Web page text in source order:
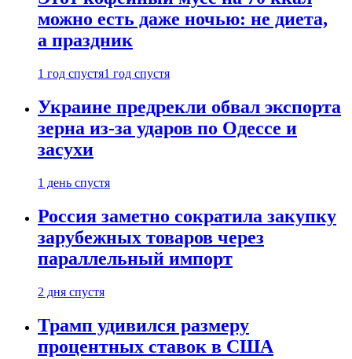
можно есть даже ночью: не диета,
а праздник
1 год спустя1 год спустя
Украине предрекли обвал экспорта
зерна из-за ударов по Одессе и
засухи
1 день спустя
Россия заметно сократила закупку
зарубежных товаров через
параллельный импорт
2 дня спустя
Трамп удивился размеру
процентных ставок в США